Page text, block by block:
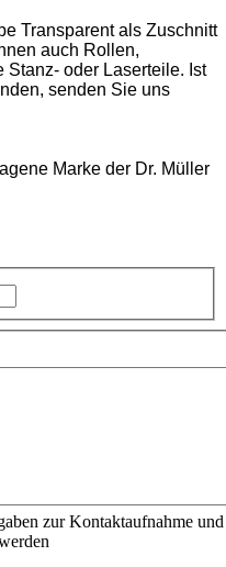
Transparent als Zuschnitt
auch Rollen,
oder Laserteile. Ist
senden Sie uns
Marke der Dr. Müller
zur Kontaktaufnahme